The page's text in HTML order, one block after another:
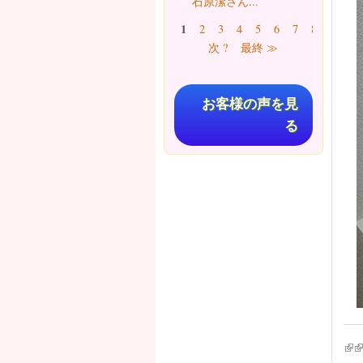
ページ
1 2 3 4 5 6 7 8
次 ?
最終 ≫
お客様の声を見
る